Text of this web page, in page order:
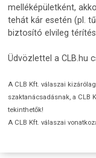
melléképületként,
tehát kár esetén (pl.
biztosító elvileg
Üdvözlettel a CLB.hu
A CLB Kft. válaszai
szaktanácsadásnak, a CLB
tekinthetők!
A CLB Kft. válaszai